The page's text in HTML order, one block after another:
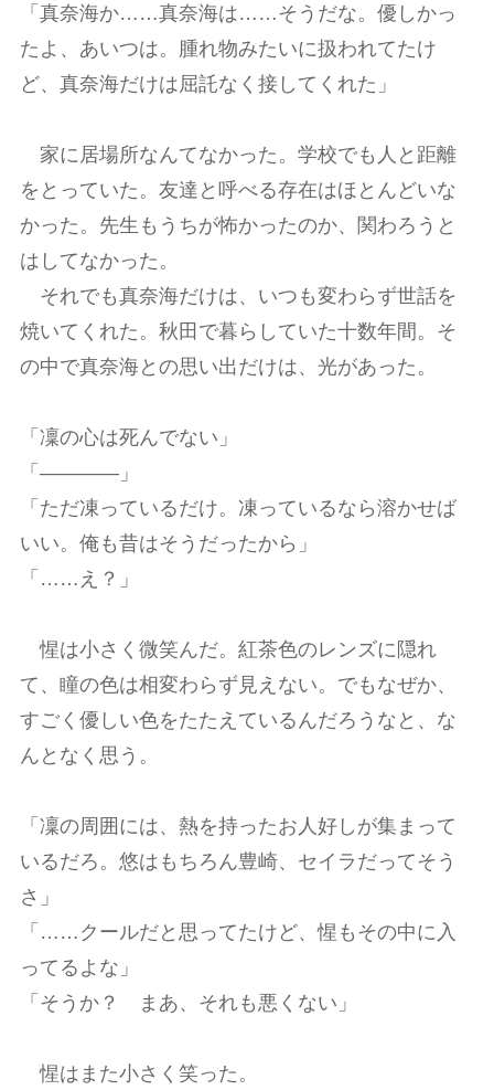
「真奈海か……真奈海は……そうだな。優しかっ
たよ、あいつは。腫れ物みたいに扱われてたけ
ど、真奈海だけは屈託なく接してくれた」
家に居場所なんてなかった。学校でも人と距離
をとっていた。友達と呼べる存在はほとんどいな
かった。先生もうちが怖かったのか、関わろうと
はしてなかった。
それでも真奈海だけは、いつも変わらず世話を
焼いてくれた。秋田で暮らしていた十数年間。そ
の中で真奈海との思い出だけは、光があった。
「凜の心は死んでない」
「――――」
「ただ凍っているだけ。凍っているなら溶かせば
いい。俺も昔はそうだったから」
「……え？」
惺は小さく微笑んだ。紅茶色のレンズに隠れ
て、瞳の色は相変わらず見えない。でもなぜか、
すごく優しい色をたたえているんだろうなと、な
んとなく思う。
「凜の周囲には、熱を持ったお人好しが集まって
いるだろ。悠はもちろん豊崎、セイラだってそう
さ」
「……クールだと思ってたけど、惺もその中に入
ってるよな」
「そうか？ まあ、それも悪くない」
惺はまた小さく笑った。